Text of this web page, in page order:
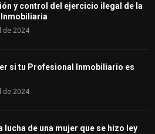
y control del ejercicio ilegal de la
de 2024
si tu Profesional Inmobiliario es
de 2024
lucha de una mujer que se hizo ley